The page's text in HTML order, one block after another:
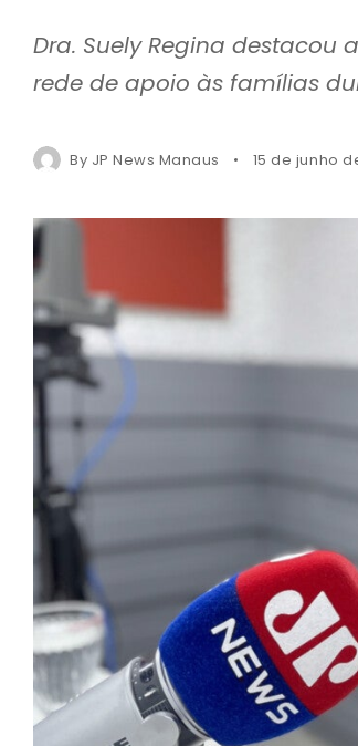
Dra. Suely Regina
rede de apoio às famílias
By JP News Manaus 15 de junho